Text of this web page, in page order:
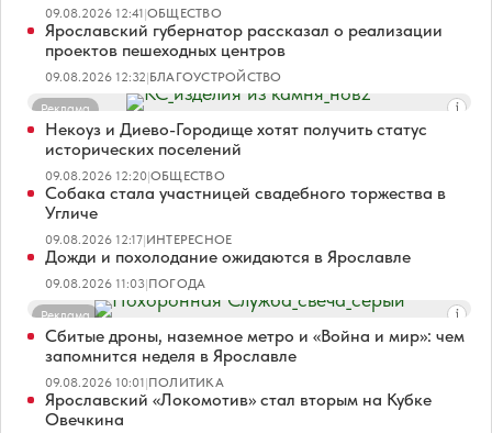
09.08.2026 12:41|ОБЩЕСТВО
Ярославский губернатор рассказал о реализации
проектов пешеходных центров
09.08.2026 12:32|БЛАГОУСТРОЙСТВО
Реклама
Некоуз и Диево-Городище хотят получить статус
исторических поселений
09.08.2026 12:20|ОБЩЕСТВО
Собака стала участницей свадебного торжества в
Угличе
09.08.2026 12:17|ИНТЕРЕСНОЕ
Дожди и похолодание ожидаются в Ярославле
09.08.2026 11:03|ПОГОДА
Реклама
Сбитые дроны, наземное метро и «Война и мир»: чем
запомнится неделя в Ярославле
09.08.2026 10:01|ПОЛИТИКА
Ярославский «Локомотив» стал вторым на Кубке
Овечкина